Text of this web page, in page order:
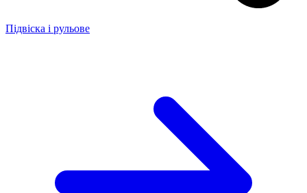
Підвіска і рульове